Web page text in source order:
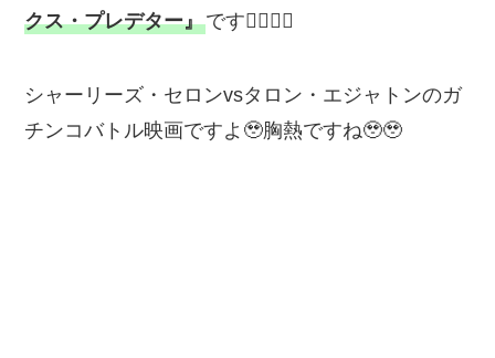
クス・プレデター』です💁‍♂️💁‍♂️
シャーリーズ・セロンvsタロン・エジャトンのガ
チンコバトル映画ですよ🥹胸熱ですね🥹🥹